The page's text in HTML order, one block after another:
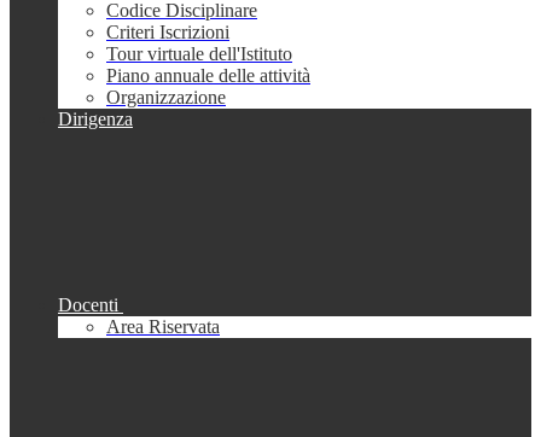
Codice Disciplinare
Criteri Iscrizioni
Tour virtuale dell'Istituto
Piano annuale delle attività
Organizzazione
Dirigenza
Docenti
Area Riservata